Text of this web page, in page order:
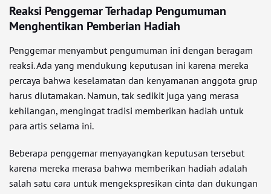
Reaksi Penggemar Terhadap Pengumuman
Menghentikan Pemberian Hadiah
Penggemar menyambut pengumuman ini dengan beragam
reaksi. Ada yang mendukung keputusan ini karena mereka
percaya bahwa keselamatan dan kenyamanan anggota grup
harus diutamakan. Namun, tak sedikit juga yang merasa
kehilangan, mengingat tradisi memberikan hadiah untuk
para artis selama ini.
Beberapa penggemar menyayangkan keputusan tersebut
karena mereka merasa bahwa memberikan hadiah adalah
salah satu cara untuk mengekspresikan cinta dan dukungan